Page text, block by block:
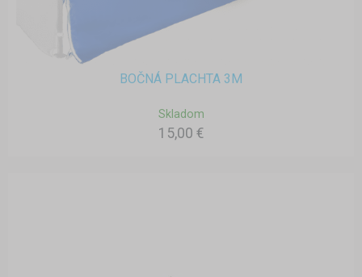
BOČNÁ PLACHTA 3M
Skladom
15,00 €